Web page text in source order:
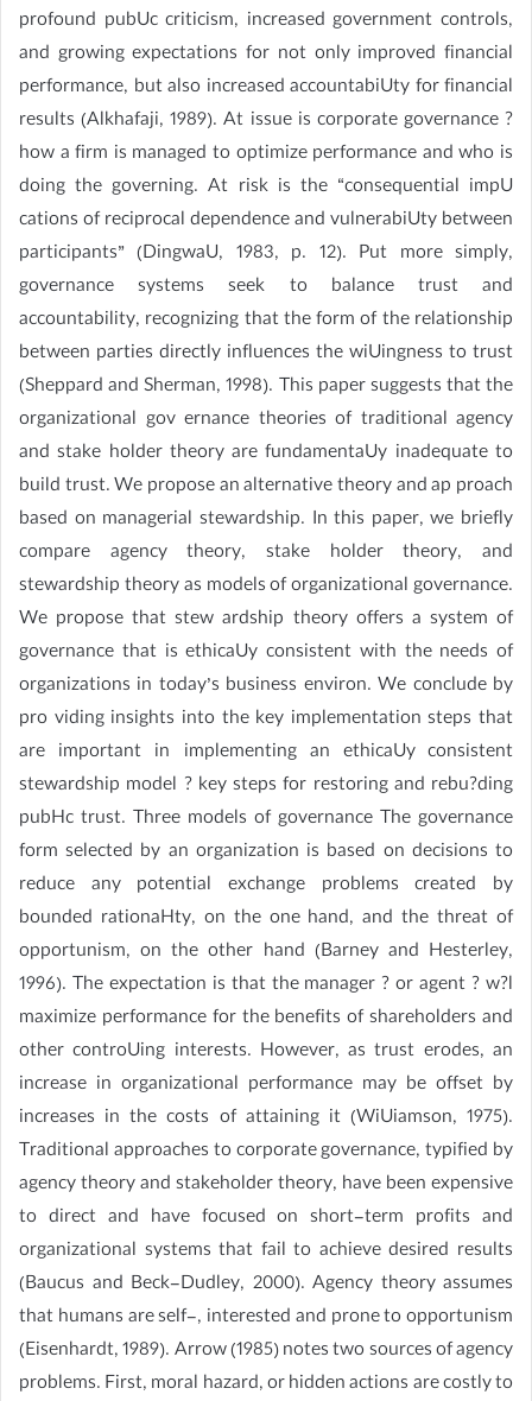
profound pubUc criticism, increased government controls,
and growing expectations for not only improved financial
performance, but also increased accountabiUty for financial
results (Alkhafaji, 1989). At issue is corporate governance ?
how a firm is managed to optimize performance and who is
doing the governing. At risk is the “consequential impU
cations of reciprocal dependence and vulnerabiUty between
participants” (DingwaU, 1983, p. 12). Put more simply,
governance systems seek to balance trust and
accountability, recognizing that the form of the relationship
between parties directly influences the wiUingness to trust
(Sheppard and Sherman, 1998). This paper suggests that the
organizational gov ernance theories of traditional agency
and stake holder theory are fundamentaUy inadequate to
build trust. We propose an alternative theory and ap proach
based on managerial stewardship. In this paper, we briefly
compare agency theory, stake holder theory, and
stewardship theory as models of organizational governance.
We propose that stew ardship theory offers a system of
governance that is ethicaUy consistent with the needs of
organizations in today’s business environ. We conclude by
pro viding insights into the key implementation steps that
are important in implementing an ethicaUy consistent
stewardship model ? key steps for restoring and rebu?ding
pubHc trust. Three models of governance The governance
form selected by an organization is based on decisions to
reduce any potential exchange problems created by
bounded rationaHty, on the one hand, and the threat of
opportunism, on the other hand (Barney and Hesterley,
1996). The expectation is that the manager ? or agent ? w?l
maximize performance for the benefits of shareholders and
other controUing interests. However, as trust erodes, an
increase in organizational performance may be offset by
increases in the costs of attaining it (WiUiamson, 1975).
Traditional approaches to corporate governance, typified by
agency theory and stakeholder theory, have been expensive
to direct and have focused on short-term profits and
organizational systems that fail to achieve desired results
(Baucus and Beck-Dudley, 2000). Agency theory assumes
that humans are self-, interested and prone to opportunism
(Eisenhardt, 1989). Arrow (1985) notes two sources of agency
problems. First, moral hazard, or hidden actions are costly to